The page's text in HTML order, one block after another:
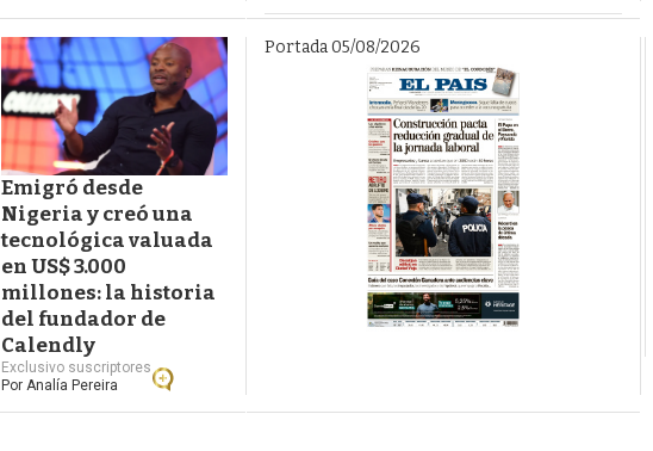
Emigró desde
Nigeria y creó una
tecnológica valuada
en US$ 3.000
millones: la historia
del fundador de
Calendly
Exclusivo suscriptores
PorAnalía Pereira
Portada 05/08/2026